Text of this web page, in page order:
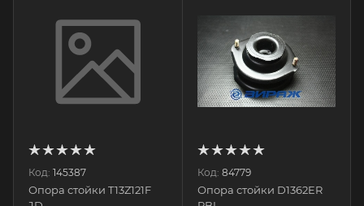
Код: 145387
Опора стойки T13Z121F
Код: 84779
Опора стойки D1362ER